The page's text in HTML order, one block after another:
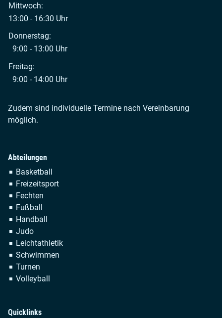
Mittwoch:
13:00 - 16:30 Uhr
Donnerstag:
9:00 - 13:00 Uhr
Freitag:
9:00 - 14:00 Uhr
Zudem sind individuelle Termine nach Vereinbarung
möglich.
Abteilungen
Navigation
überspringen
Basketball
Freizeitsport
Fechten
Fußball
Handball
Judo
Leichtathletik
Schwimmen
Turnen
Volleyball
Quicklinks